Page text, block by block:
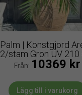
Palm | Konstgjord
2/stam Grön UV 210
Från: 10369 kr
Lägg till i varukorg